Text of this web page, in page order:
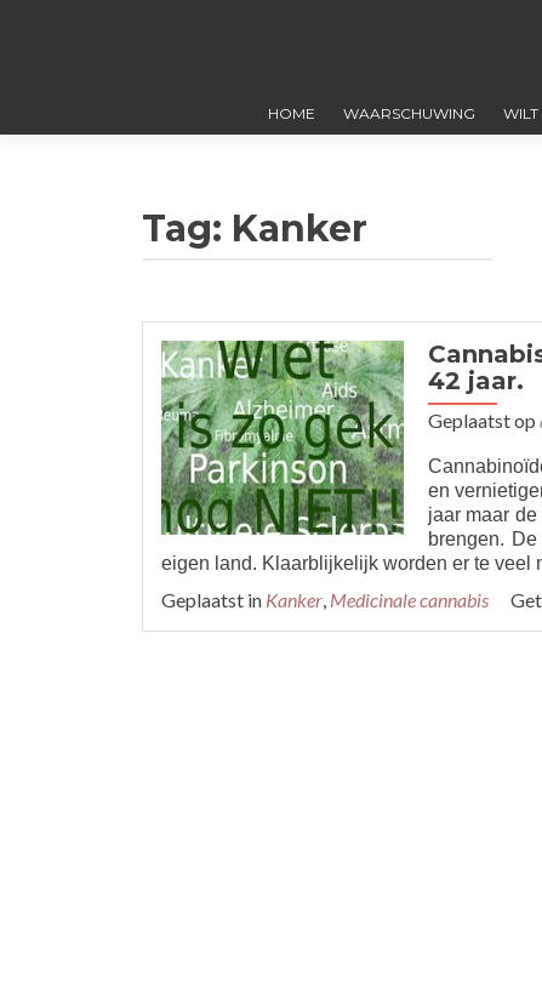
HOME WAARSCHUWING
Tag: Kanker
42 jaar.
Geplaatst op
en
jaar maar
brengen.
eigen land. Klaarblijkelijk worden er te veel
Geplaatst in Kanker, Medicinale cannabis